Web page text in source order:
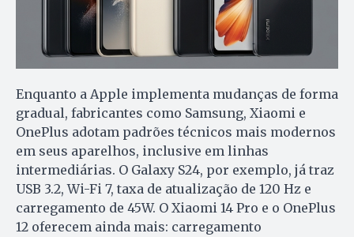
Enquanto a Apple implementa mudanças de forma
gradual, fabricantes como Samsung, Xiaomi e
OnePlus adotam padrões técnicos mais modernos
em seus aparelhos, inclusive em linhas
intermediárias. O Galaxy S24, por exemplo, já traz
USB 3.2, Wi-Fi 7, taxa de atualização de 120 Hz e
carregamento de 45W. O Xiaomi 14 Pro e o OnePlus
12 oferecem ainda mais: carregamento